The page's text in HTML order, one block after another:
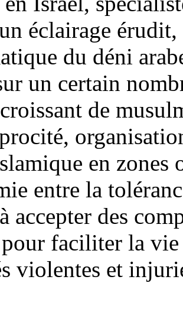
éclairage
du déni
un certain
de
en zones
entre la
accepter des
faciliter la
violentes et